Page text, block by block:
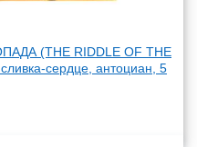
(THE RIDDLE OF THE
сердце, антоциан, 5